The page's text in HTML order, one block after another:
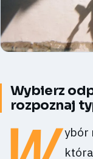
Wybierz
rozpoznaj
ybór